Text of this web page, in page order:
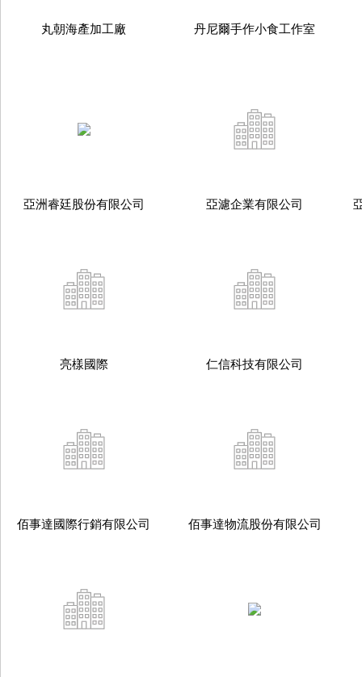
丸朝海產加工廠 丹尼爾手作小食工作室
亞洲睿廷股份有限公司 亞濾企業有限公司
亮樣國際 仁信科技有限公司
佰事達國際行銷有限公司 佰事達物流股份有限公司